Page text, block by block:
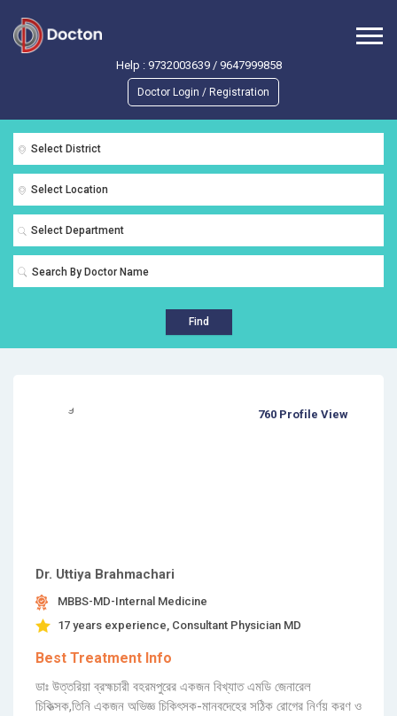
Help : 9732003639/ 9647999858
Doctor Login / Registration
Select District
Select Location
Select Department
Find
Dr. Uttiya Brahmachari
MBBS-MD-Internal Medicine
17 years experience, Consultant Physician MD
Best Treatment Info
ডাঃ উত্তরিয়া ব্রহ্মচারী বহরমপুরের একজন বিখ্যাত এমডি জেনারেল
চিকিত্সক,তিনি একজন অভিজ্ঞ চিকিৎসক-মানবদেহের সঠিক রোগের নির্ণয় করণ ও
760 Profile View